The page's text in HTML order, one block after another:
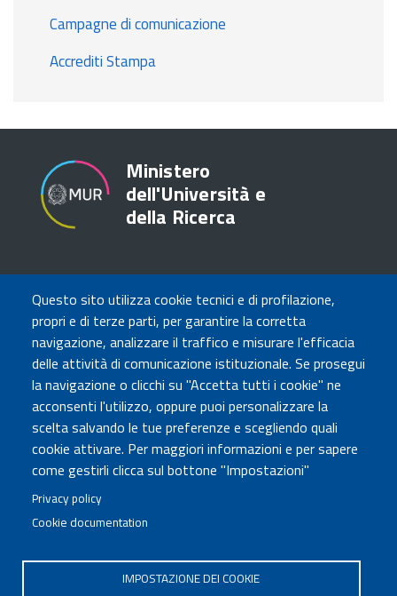
Questo sito utilizza cookie tecnici e di profilazione,
propri e di terze parti, per garantire la corretta
navigazione, analizzare il traffico e misurare l'efficacia
delle attività di comunicazione istituzionale. Se prosegui
la navigazione o clicchi su "Accetta tutti i cookie" ne
acconsenti l'utilizzo, oppure puoi personalizzare la
scelta salvando le tue preferenze e scegliendo quali
cookie attivare. Per maggiori informazioni e per sapere
come gestirli clicca sul bottone "Impostazioni"
Privacy policy
Cookie documentation
IMPOSTAZIONE DEI COOKIE
Campagne di comunicazione
Accrediti Stampa
Ministero
dell'Università e
della Ricerca
TRASPARENZA
Amministrazione Trasparente
Atti di notifica
Albo online
Concorsi
COMUNICA CON NOI
Urp
Posta elettronica certificata
Sedi e contatti
Governo Italiano
Tutti i diritti riservati © 2020